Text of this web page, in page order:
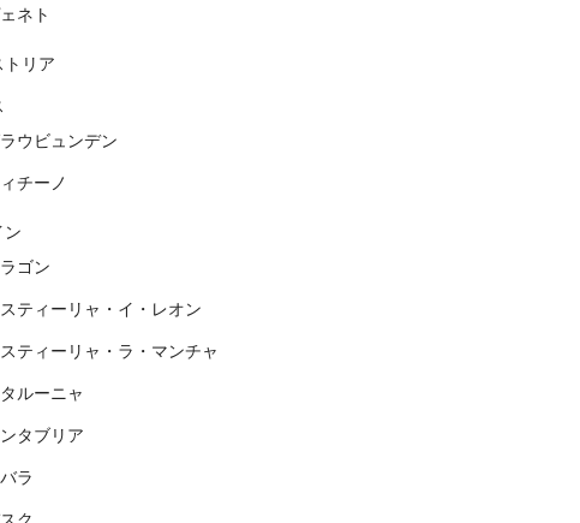
ネト
トリア
ウビュンデン
チーノ
ン
ゴン
ティーリャ・イ・レオン
ティーリャ・ラ・マンチャ
ルーニャ
タブリア
ラ